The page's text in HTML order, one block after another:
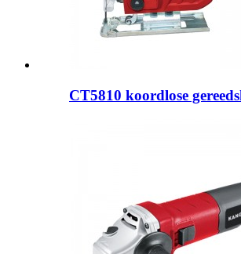
CT5810 koordlose